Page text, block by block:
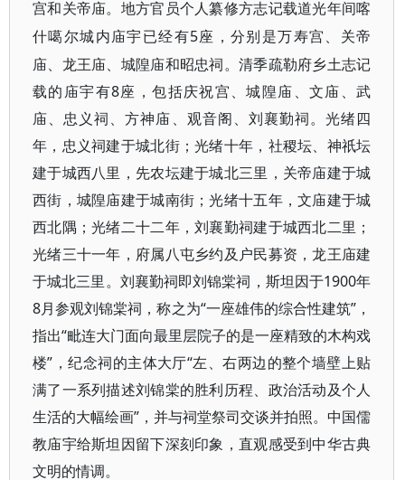
宫和关帝庙。地方官员个人纂修方志记载道光年间喀
什噶尔城内庙宇已经有5座，分别是万寿宫、关帝
庙、龙王庙、城隍庙和昭忠祠。清季疏勒府乡土志记
载的庙宇有8座，包括庆祝宫、城隍庙、文庙、武
庙、忠义祠、方神庙、观音阁、刘襄勤祠。光绪四
年，忠义祠建于城北街；光绪十年，社稷坛、神祇坛
建于城西八里，先农坛建于城北三里，关帝庙建于城
西街，城隍庙建于城南街；光绪十五年，文庙建于城
西北隅；光绪二十二年，刘襄勤祠建于城西北二里；
光绪三十一年，府属八屯乡约及户民募资，龙王庙建
于城北三里。刘襄勤祠即刘锦棠祠，斯坦因于1900年
8月参观刘锦棠祠，称之为“一座雄伟的综合性建筑”，
指出“毗连大门面向最里层院子的是一座精致的木构戏
楼”，纪念祠的主体大厅“左、右两边的整个墙壁上贴
满了一系列描述刘锦棠的胜利历程、政治活动及个人
生活的大幅绘画”，并与祠堂祭司交谈并拍照。中国儒
教庙宇给斯坦因留下深刻印象，直观感受到中华古典
文明的情调。